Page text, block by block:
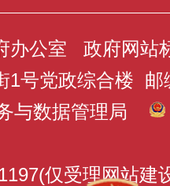
办公室 政府网站
1号党政综合楼 邮
与数据管理局
仅受理网站建